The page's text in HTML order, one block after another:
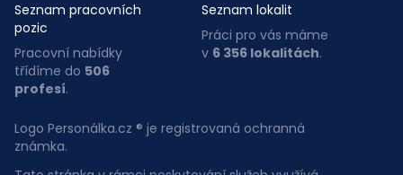
Seznam pracovních
pozic
Pracovní nabídky
třídíme do 506
profesí.
Seznam lokalit
Práci pro vás máme
v 6 356 lokalitách.
Logo Personálka.cz ® je registrovaná ochranná
známka.